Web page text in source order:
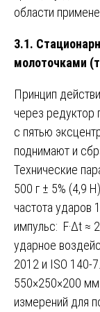
области
3.1.
молоточками
Принцип
через редуктор
с пятью
поднимают и
Технические
500 г ± 5% (4,9
частота ударов
импульс: F·Δt ≈
ударное
2012 и ISO 140-
550×250×200
измерений для